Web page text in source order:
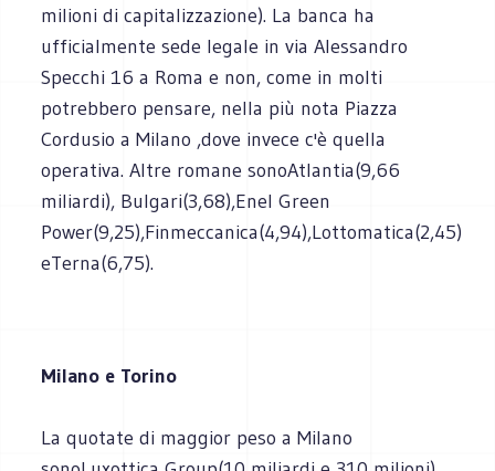
milioni di capitalizzazione). La banca ha
ufficialmente sede legale in via Alessandro
Specchi 16 a Roma e non, come in molti
potrebbero pensare, nella più nota Piazza
Cordusio a Milano ,dove invece c'è quella
operativa. Altre romane sonoAtlantia(9,66
miliardi), Bulgari(3,68),Enel Green
Power(9,25),Finmeccanica(4,94),Lottomatica(2,45)
eTerna(6,75).
Milano e Torino
La quotate di maggior peso a Milano